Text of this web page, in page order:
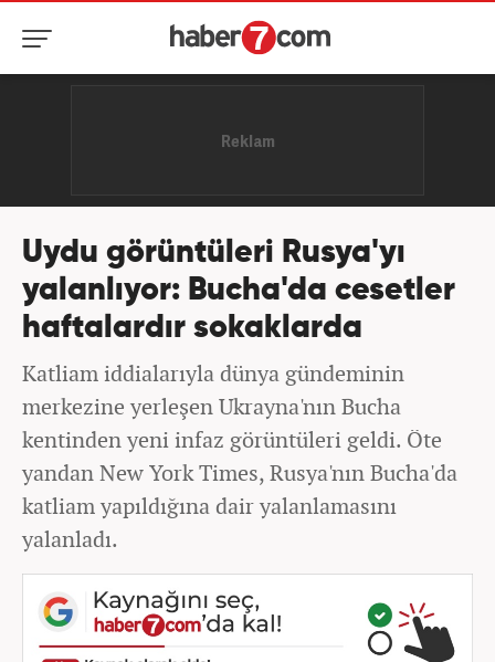
Uydu görüntüleri Rusya'yı
yalanlıyor: Bucha'da cesetler
haftalardır sokaklarda
Katliam iddialarıyla dünya gündeminin
merkezine yerleşen Ukrayna'nın Bucha
kentinden yeni infaz görüntüleri geldi. Öte
yandan New York Times, Rusya'nın Bucha'da
katliam yapıldığına dair yalanlamasını
yalanladı.